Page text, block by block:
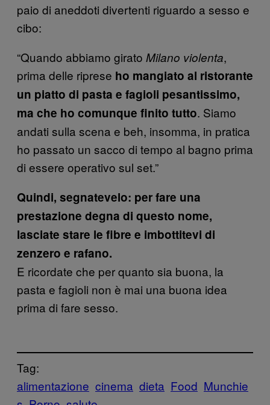
paio di aneddoti divertenti riguardo a sesso e
cibo:
“Quando abbiamo girato Milano violenta,
prima delle riprese ho mangiato al ristorante
un piatto di pasta e fagioli pesantissimo,
ma che ho comunque finito tutto. Siamo
andati sulla scena e beh, insomma, in pratica
ho passato un sacco di tempo al bagno prima
di essere operativo sul set.”
Quindi, segnatevelo: per fare una
prestazione degna di questo nome,
lasciate stare le fibre e imbottitevi di
zenzero e rafano.
E ricordate che per quanto sia buona, la
pasta e fagioli non è mai una buona idea
prima di fare sesso.
Tag:
alimentazione cinema dieta Food Munchie